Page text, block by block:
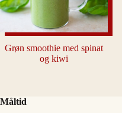
Grøn smoothie med spinat
og kiwi
Måltid